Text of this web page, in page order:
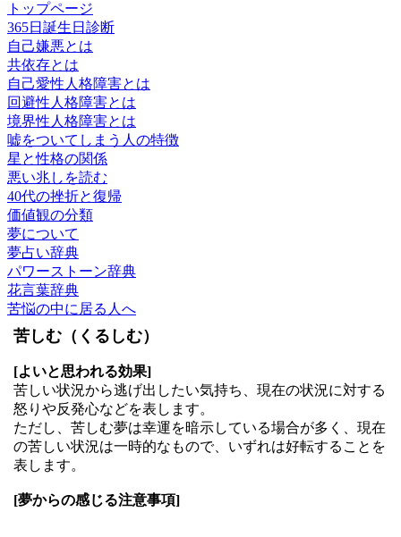
トップページ
365日誕生日診断
自己嫌悪とは
共依存とは
自己愛性人格障害とは
回避性人格障害とは
境界性人格障害とは
嘘をついてしまう人の特徴
星と性格の関係
悪い兆しを読む
40代の挫折と復帰
価値観の分類
夢について
夢占い辞典
パワーストーン辞典
花言葉辞典
苦悩の中に居る人へ
苦しむ（くるしむ）
[よいと思われる効果]
苦しい状況から逃げ出したい気持ち、現在の状況に対する
怒りや反発心などを表します。
ただし、苦しむ夢は幸運を暗示している場合が多く、現在
の苦しい状況は一時的なもので、いずれは好転することを
表します。
[夢からの感じる注意事項]